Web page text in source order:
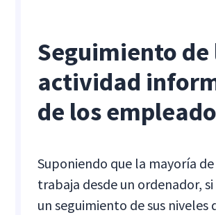
Seguimiento de
actividad
de los
Suponiendo que la mayoría
trabaja desde un ordenador,
un seguimiento de sus niveles